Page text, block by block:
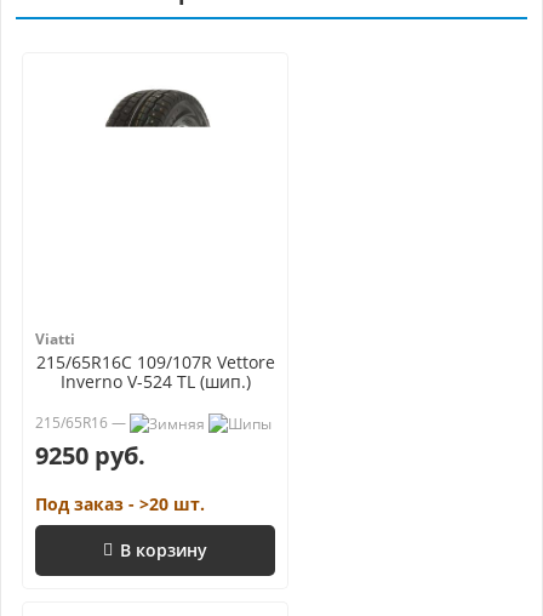
Viatti
215/65R16C 109/107R Vettore
Inverno V-524 TL (шип.)
215/65R16 —
9250 руб.
Под заказ - >20 шт.
В корзину